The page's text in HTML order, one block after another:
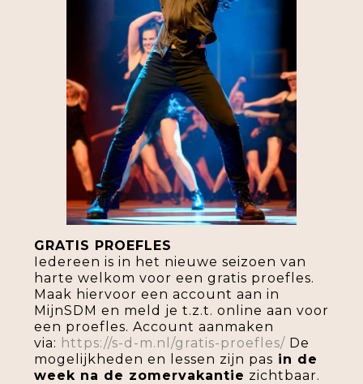
GRATIS PROEFLES
Iedereen is in het nieuwe seizoen van
harte welkom voor een gratis proefles.
Maak hiervoor een account aan in
MijnSDM en meld je t.z.t. online aan voor
een proefles. Account aanmaken
via: https://s-d-m.nl/gratis-proefles/ De
mogelijkheden en lessen zijn pas in de
week na de zomervakantie zichtbaar.